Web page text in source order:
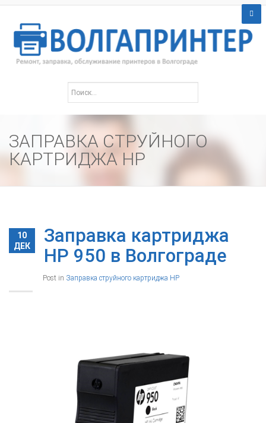
ЗАПРАВКА СТРУЙНОГО
КАРТРИДЖА HP
10
ДЕК
Заправка картриджа
HP 950 в Волгограде
Post in Заправка струйного картриджа HP